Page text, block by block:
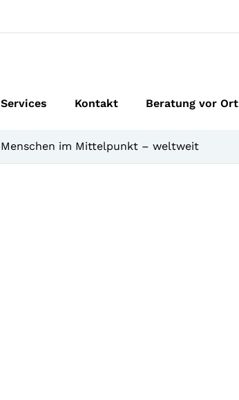
Services Kontakt Beratung vor Ort
Menschen im Mittelpunkt – weltweit